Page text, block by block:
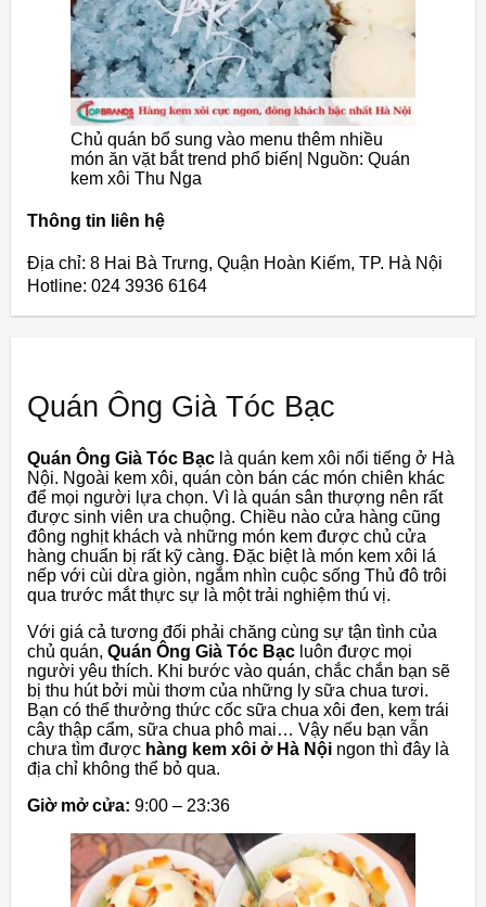
Chủ quán bổ sung vào menu thêm nhiều
món ăn vặt bắt trend phổ biến| Nguồn: Quán
kem xôi Thu Nga
Thông tin liên hệ
Địa chỉ: 8 Hai Bà Trưng, Quận Hoàn Kiếm, TP. Hà Nội
Hotline: 024 3936 6164
Quán Ông Già Tóc Bạc
Quán Ông Già Tóc Bạc là quán kem xôi nổi tiếng ở Hà
Nội. Ngoài kem xôi, quán còn bán các món chiên khác
để mọi người lựa chọn. Vì là quán sân thượng nên rất
được sinh viên ưa chuộng. Chiều nào cửa hàng cũng
đông nghịt khách và những món kem được chủ cửa
hàng chuẩn bị rất kỹ càng. Đặc biệt là món kem xôi lá
nếp với cùi dừa giòn, ngắm nhìn cuộc sống Thủ đô trôi
qua trước mắt thực sự là một trải nghiệm thú vị.
Với giá cả tương đối phải chăng cùng sự tận tình của
chủ quán, Quán Ông Già Tóc Bạc luôn được mọi
người yêu thích. Khi bước vào quán, chắc chắn bạn sẽ
bị thu hút bởi mùi thơm của những ly sữa chua tươi.
Bạn có thể thưởng thức cốc sữa chua xôi đen, kem trái
cây thập cẩm, sữa chua phô mai… Vậy nếu bạn vẫn
chưa tìm được hàng kem xôi ở Hà Nội ngon thì đây là
địa chỉ không thể bỏ qua.
Giờ mở cửa: 9:00 – 23:36